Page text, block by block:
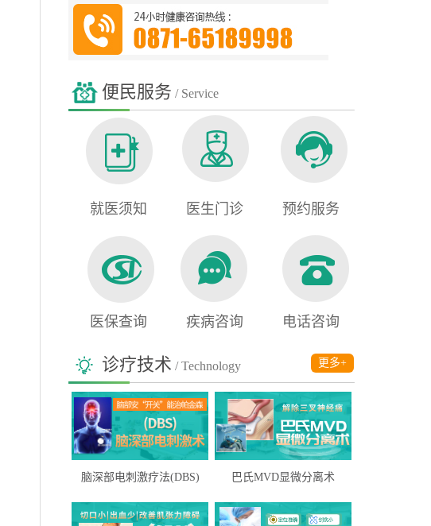
便民服务 / Service
就医须知 医生门诊 预约服务
医保查询 疾病咨询 电话咨询
诊疗技术 / Technology 更多+
脑深部电刺激疗法(DBS) 巴氏MVD显微分离术